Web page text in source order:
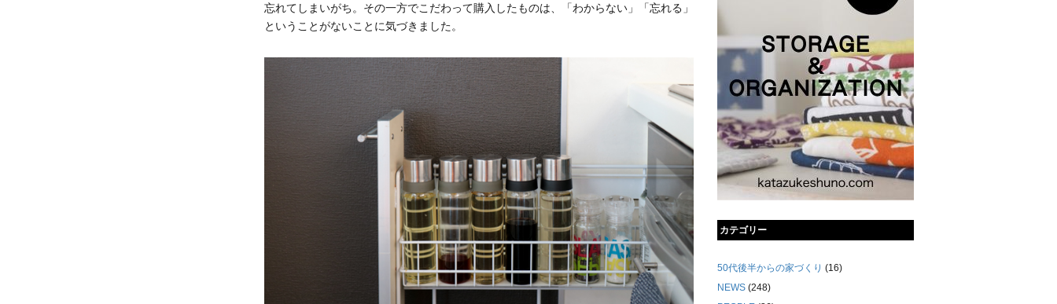
忘れてしまいがち。その一方でこだわって購入したものは、「わからない」「忘れる」
ということがないことに気づきました。
カテゴリー
50代後半からの家づくり (16)
NEWS (248)